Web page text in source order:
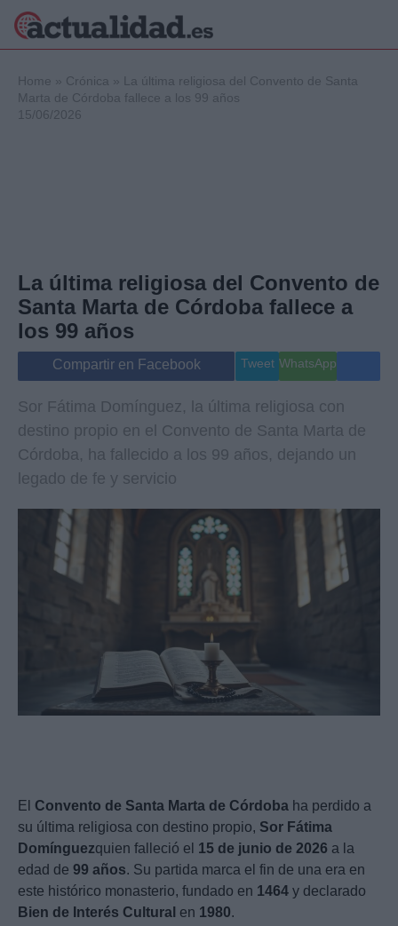
Internacional
Viajes
Gente
Musica
Home » Crónica »
La última religiosa del Convento de Santa
Marta de Córdoba fallece a los 99 años
15/06/2026
La última religiosa del Convento de
Santa Marta de Córdoba fallece a
los 99 años
Compartir en Facebook Tweet WhatsApp
Sor Fátima Domínguez, la última religiosa con
destino propio en el Convento de Santa Marta de
Córdoba, ha fallecido a los 99 años, dejando un
legado de fe y servicio
El Convento de Santa Marta de Córdoba ha perdido a
su última religiosa con destino propio, Sor Fátima
Domínguezquien falleció el 15 de junio de 2026 a la
edad de 99 años. Su partida marca el fin de una era en
este histórico monasterio, fundado en 1464 y declarado
Bien de Interés Cultural en 1980.